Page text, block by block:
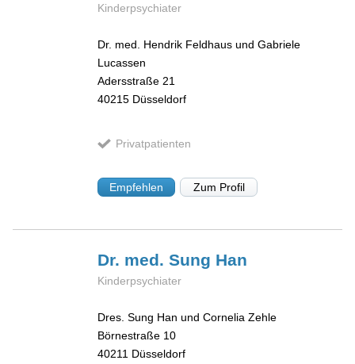
Kinderpsychiater
Dr. med. Hendrik Feldhaus und Gabriele
Lucassen
Adersstraße 21
40215 Düsseldorf
Privatpatienten
Empfehlen Zum Profil
Dr. med. Sung Han
Kinderpsychiater
Dres. Sung Han und Cornelia Zehle
Börnestraße 10
40211 Düsseldorf